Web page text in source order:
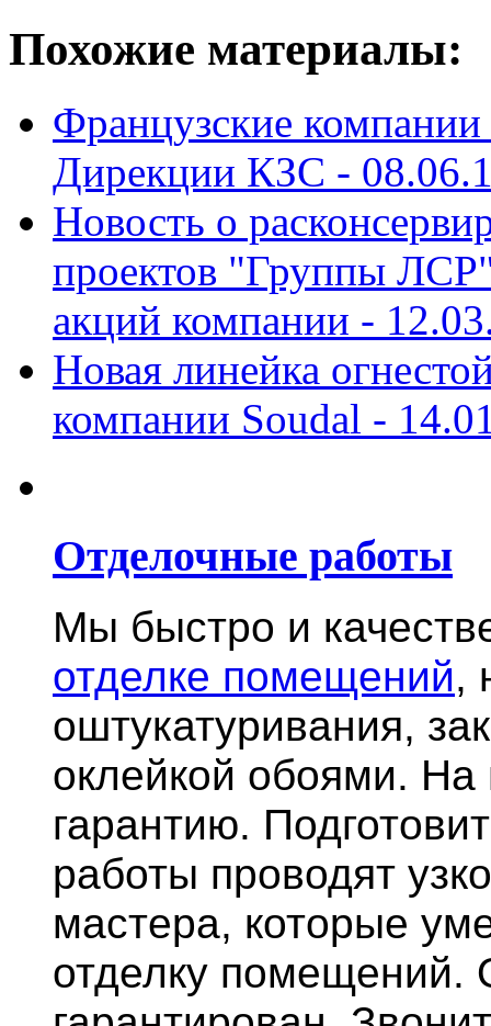
Похожие материалы:
Французские компании
Дирекции КЗС -
Новость о
проектов "Группы ЛСР"
акций компании -
Новая линейка
компании Soudal -
Отделочные работы
Мы быстро и
отделке помещений,
оштукатуривания,
оклейкой обоями.
гарантию.
работы проводят
мастера, которые
отделку помещений.